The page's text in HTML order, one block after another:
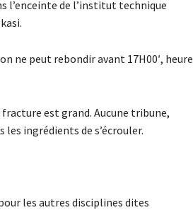
l’enceinte de l’institut technique
ne peut rebondir avant 17H00′, heure
est grand. Aucune tribune,
ingrédients de s’écrouler.
les autres disciplines dites